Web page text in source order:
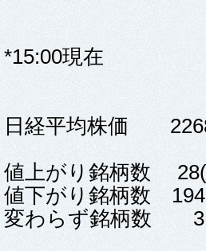
*15:00現在
日経平均株価
値上がり銘柄数 28(
値下がり銘柄数
変わらず銘柄数 3